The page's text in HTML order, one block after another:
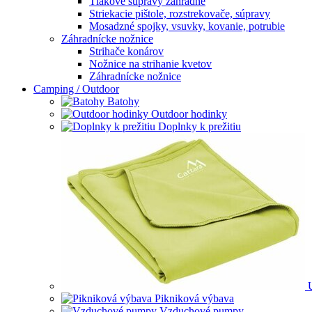
Striekacie pištole, rozstrekovače, súpravy
Mosadzné spojky, vsuvky, kovanie, potrubie
Záhradnícke nožnice
Strihače konárov
Nožnice na strihanie kvetov
Záhradnícke nožnice
Camping / Outdoor
Batohy
Outdoor hodinky
Doplnky k prežitiu
Pikniková výbava